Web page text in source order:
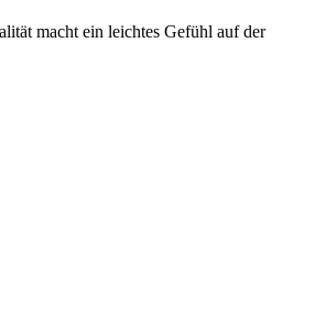
macht ein leichtes Gefühl auf der